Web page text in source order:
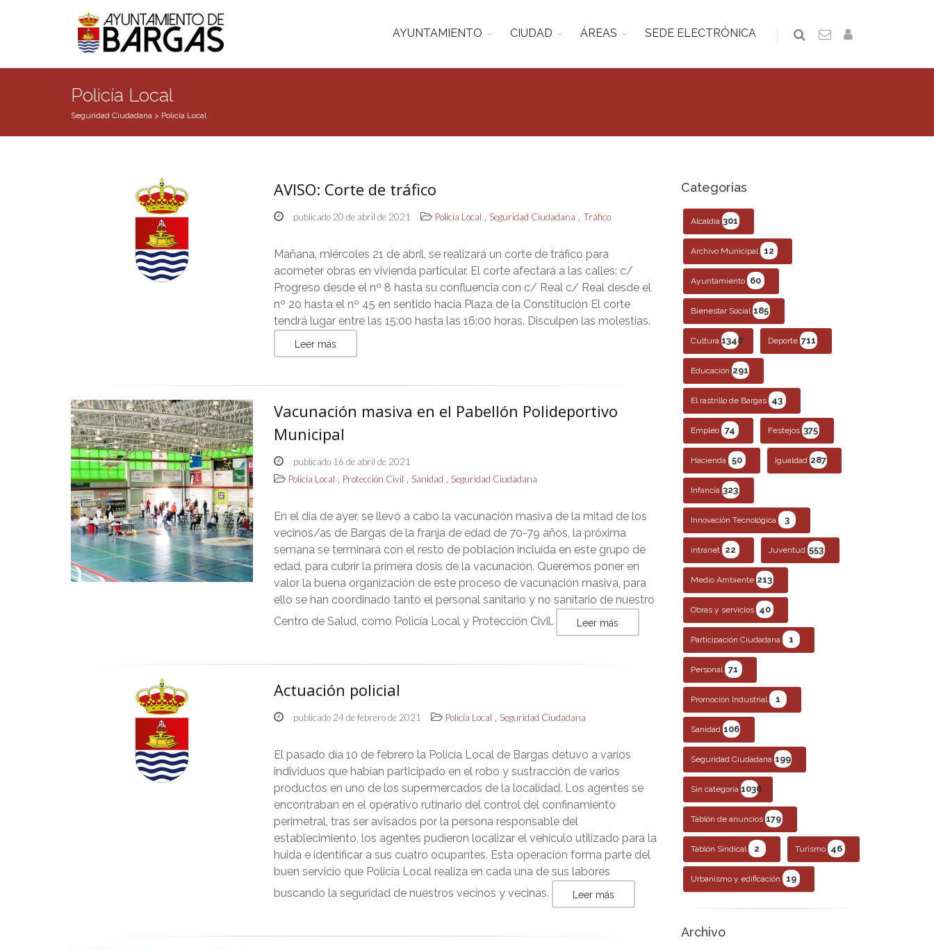
AYUNTAMIENTO CIUDAD ÁREAS SEDE ELECTRÓNICA
Policía Local
Seguridad Ciudadana > Policía Local
AVISO: Corte de tráfico
publicado 20 de abril de 2021 Policía Local , Seguridad Ciudadana ,Tráfico
Mañana, miércoles 21 de abril, se realizará un corte de tráfico para
acometer obras en vivienda particular. El corte afectará a las calles: c/
Progreso desde el nº 8 hasta su confluencia con c/ Real c/ Real desde el
nº 20 hasta el nº 45 en sentido hacia Plaza de la Constitución El corte
tendrá lugar entre las 15:00 hasta las 16:00 horas. Disculpen las molestias.
Leer más
Vacunación masiva en el Pabellón Polideportivo
Municipal
publicado 16 de abril de 2021
Policía Local , Protección Civil , Sanidad , Seguridad Ciudadana
En el día de ayer, se llevó a cabo la vacunación masiva de la mitad de los
vecinos/as de Bargas de la franja de edad de 70-79 años, la próxima
semana se terminará con el resto de población incluida en este grupo de
edad, para cubrir la primera dosis de la vacunación. Queremos poner en
valor la buena organización de este proceso de vacunación masiva, para
ello se han coordinado tanto el personal sanitario y no sanitario de nuestro
Centro de Salud, como Policía Local y Protección Civil.
Leer más
Actuación policial
publicado 24 de febrero de 2021 Policía Local , Seguridad Ciudadana
El pasado día 10 de febrero la Policía Local de Bargas detuvo a varios
individuos que habían participado en el robo y sustracción de varios
productos en uno de los supermercados de la localidad. Los agentes se
encontraban en el operativo rutinario del control del confinamiento
perimetral, tras ser avisados por la persona responsable del
establecimiento, los agentes pudieron localizar el vehículo utilizado para la
huida e identificar a sus cuatro ocupantes. Esta operación forma parte del
buen servicio que Policía Local realiza en cada una de sus labores
buscando la seguridad de nuestros vecinos y vecinas.
Leer más
Categorias
Alcaldía 301
Archivo Municipal 12
Ayuntamiento 60
Bienestar Social 185
Cultura 1348 Deporte 711
Educación 291
El rastrillo de Bargas 43
Empleo 74 Festejos 375
Hacienda 50 Igualdad 287
Infancia 323
Innovación Tecnológica 3
intranet 22 Juventud 553
Medio Ambiente 213
Obras y servicios 40
Participación Ciudadana 1
Personal 71
Promoción Industrial 1
Sanidad 106
Seguridad Ciudadana 199
Sin categoría 1036
Tablón de anuncios 179
Tablón Sindical 2 Turismo 46
Urbanismo y edificación 19
Archivo